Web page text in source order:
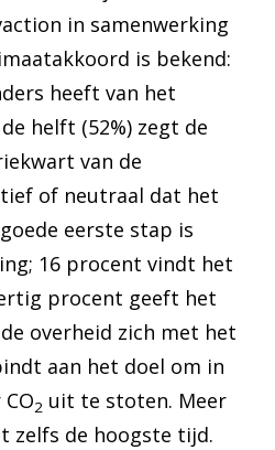
in samenwerking
is bekend:
heeft van het
helft (52%) zegt de
van de
of neutraal dat het
eerste stap is
16 procent vindt het
procent geeft het
overheid zich met het
aan het doel om in
2 uit te stoten. Meer
zelfs de hoogste tijd.